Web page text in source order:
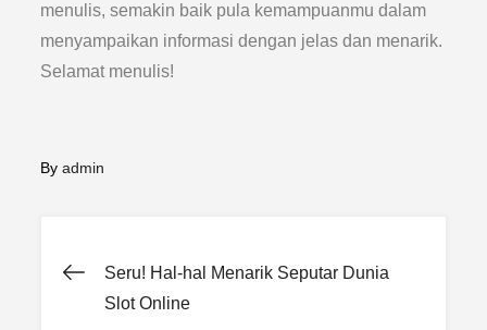
menulis, semakin baik pula kemampuanmu dalam
menyampaikan informasi dengan jelas dan menarik.
Selamat menulis!
Byadmin
Post
Seru! Hal-hal Menarik Seputar Dunia
Slot Online